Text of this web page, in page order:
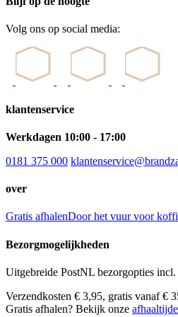
Volg ons op social media:
klantenservice
Werkdagen 10:00 - 17:00
0181 375 000
over
Gratis afhalenDoor het vuur voor
Bezorgmogelijkheden
Uitgebreide PostNL bezorgopties
Verzendkosten € 3,95, gratis vanaf €
Gratis afhalen? Bekijk onze